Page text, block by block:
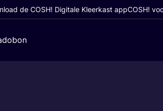
de COSH! Digitale Kleerkast appCOSH!